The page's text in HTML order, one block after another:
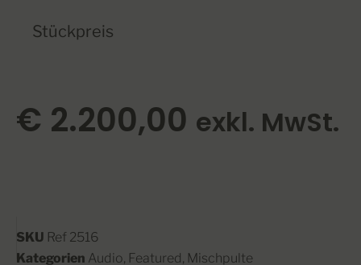
Stückpreis
€ 2.200,00 exkl. MwSt.
SKU Ref 2516
Kategorien Audio, Featured , Mischpulte